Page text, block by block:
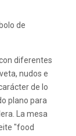
de
diferentes
nudos e
de lo
plano para
La mesa
"food